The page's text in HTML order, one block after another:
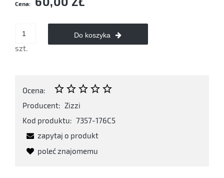
Cena:
szt.
Do koszyka
Ocena:
Producent: Zizzi
Kod produktu: 7357-176C5
zapytaj o produkt
poleć znajomemu